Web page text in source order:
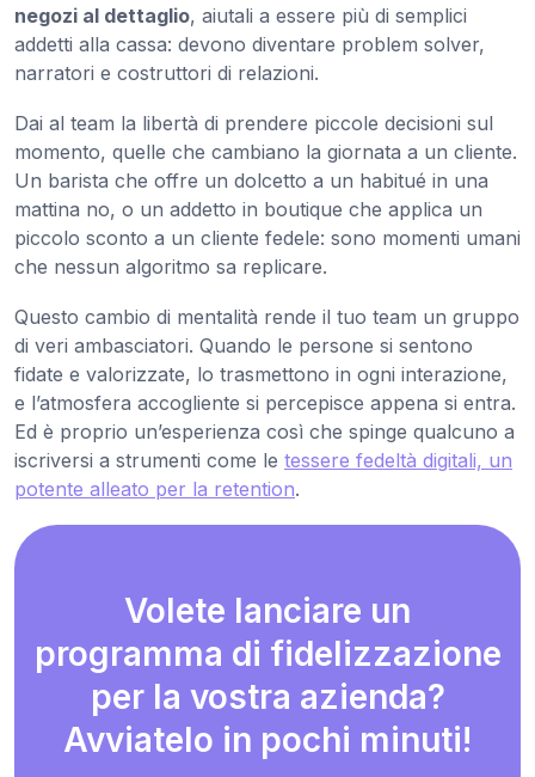
negozi al dettaglio, aiutali a essere più di semplici
addetti alla cassa: devono diventare problem solver,
narratori e costruttori di relazioni.
Dai al team la libertà di prendere piccole decisioni sul
momento, quelle che cambiano la giornata a un cliente.
Un barista che offre un dolcetto a un habitué in una
mattina no, o un addetto in boutique che applica un
piccolo sconto a un cliente fedele: sono momenti umani
che nessun algoritmo sa replicare.
Questo cambio di mentalità rende il tuo team un gruppo
di veri ambasciatori. Quando le persone si sentono
fidate e valorizzate, lo trasmettono in ogni interazione,
e l’atmosfera accogliente si percepisce appena si entra.
Ed è proprio un’esperienza così che spinge qualcuno a
iscriversi a strumenti come le tessere fedeltà digitali, un
potente alleato per la retention.
Volete lanciare un
programma di fidelizzazione
per la vostra azienda?
Avviatelo in pochi minuti!